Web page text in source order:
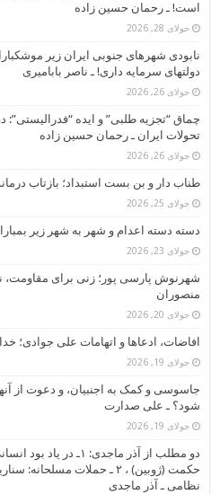
است! ـ رحمان حسین زاده
جولای 28, 2026
نابودی شهرهای جنوبی ایران زیر
دولتهای سرمایه داری! ـ ناصر بابامیری
جولای 26, 2026
چماق “تجزیه طلبی” و ایده
تحولات ایران ـ رحمان حسین زاده
جولای 26, 2026
طناب دار و بن بست استبداد؛ بازتاب
جولای 25, 2026
دسته دسته اعدام و شهر به شهر زیر
جولای 23, 2026
شهرنوش پارسی پور؛ زنی برای مقاومت،
منصوران
جولای 20, 2026
افاضات، ادعاها و اتهامات علی جوادی؛
جولای 19, 2026
جاسوسی و کمک به اجنبیان، و دعوت از
شود؟ ـ علی صدارت
جولای 19, 2026
دو مطلب از آذر ماجدی:
حکمت (ژوبین) ، ۲ ـ حملات
نظامی ـ آذر ماجدی